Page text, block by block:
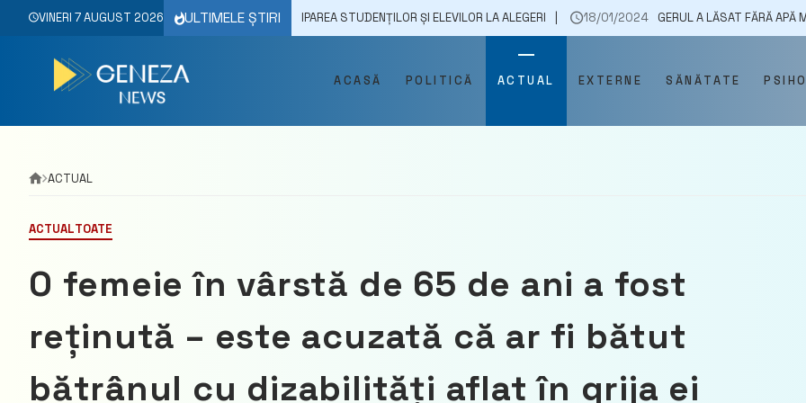
VINERI 7 AUGUST 2026 ULTIMELE ȘTIRI
CEC A FĂCUT PRECIZĂRI PRIVIND PARTICIPAREA STUDENȚILOR ȘI ELEVILOR LA ALEGERI 18/01/2024 GERUL A LĂSAT FĂRĂ APĂ MAI MULŢI
ACASĂ POLITICĂ ACTUAL EXTERNE SĂNĂTATE
ACTUAL
ACTUALTOATE
O femeie în vârstă de 65 de ani a fost
reținută – este acuzată că ar fi bătut
bătrânul cu dizabilități aflat în grija ei